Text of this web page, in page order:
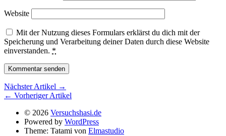
Website
Mit der Nutzung dieses Formulars erklärst du dich mit der
Speicherung und Verarbeitung deiner Daten durch diese Website
einverstanden. *
Nächster Artikel →
← Vorheriger Artikel
© 2026 Versuchshasi.de
Powered by WordPress
Theme: Tatami von Elmastudio